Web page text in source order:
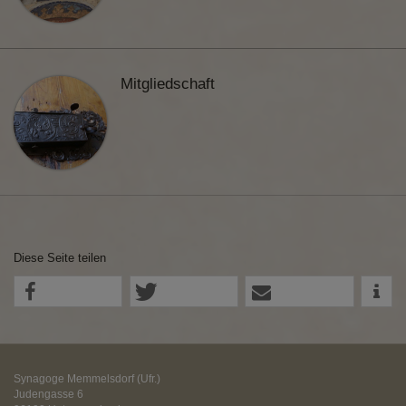
Mitgliedschaft
Diese Seite teilen
Synagoge Memmelsdorf (Ufr.)
Judengasse 6